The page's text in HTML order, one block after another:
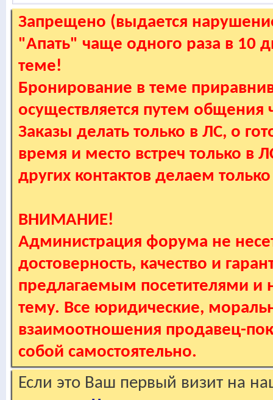
Запрещено (выдается
"Апать" чаще одного раза в 10
теме!
Бронирование в теме
осуществляется путем
Заказы делать только в ЛС, о
время и место встреч только в
других контактов делаем
ВНИМАНИЕ!
Администрация форума не
достоверность, качество и
предлагаемым посетителями и
тему. Все юридические,
взаимоотношения продавец-
собой самостоятельно.
Если это Ваш первый визит на